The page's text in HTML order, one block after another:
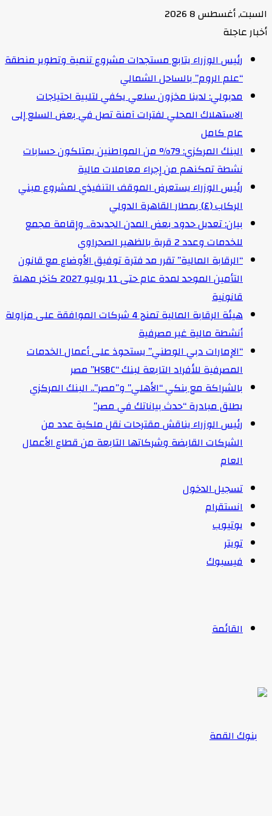
السبت, أغسطس 8 2026
أخبار عاجلة
رئيس الوزراء يتابع مستجدات مشروع تنمية وتطوير منطقة
“علم الروم” بالساحل الشمالي
مدبولي: لدينا مخزون سلعي يكفي لتلبية احتياجات
الاستهلاك المحلي لفترات آمنة تصل في بعض السلع إلى
عام كامل
البنك المركزي: 79% من المواطنين يمتلكون حسابات
نشطة تمكنهم من إجراء معاملات مالية
رئيس الوزراء يستعرض الموقف التنفيذي لمشروع مبني
الركاب (٤) بمطار القاهرة الدولي
بيان: تعديل حدود بعض المدن الجديدة.. وإقامة مجمع
للخدمات وعدد 2 قرية بالظهير الصحراوي
“الرقابة المالية” تقرر مد فترة توفيق الأوضاع مع قانون
التأمين الموحد لمدة عام حتى 11 يوليو 2027 كآخر مهلة
قانونية
هيئة الرقابة المالية تمنح 4 شركات الموافقة على مزاولة
أنشطة مالية غير مصرفية
“الإمارات دبي الوطني” يستحوذ على أعمال الخدمات
المصرفية للأفراد التابعة لبنك “HSBC” مصر
بالشراكة مع بنكي “الأهلي” و”مصر”.. البنك المركزي
يطلق مبادرة “حدث بياناتك في مصر”
رئيس الوزراء يناقش مقترحات نقل ملكية عدد من
الشركات القابضة وشركاتها التابعة من قطاع الأعمال
العام
تسجيل الدخول
انستقرام
يوتيوب
تويتر
فيسبوك
القائمة